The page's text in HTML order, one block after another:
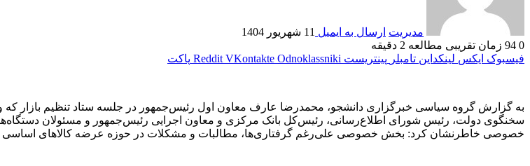
مدیریت ارسال به ایمیل 11 شهریور 1404
0
زمان تقریبی مطالعه 2 دقیقه
فیسبوک ایکس لینکداین تامبلر پینتریست Reddit VKontakte Odnoklassniki پاکت
به گزارش گروه سیاسی خبرگزاری دانشجو، محمدرضا عارف معاون اول رئیس‌جمهور در جلسه ستاد تنظیم بازار که
سخنگوی دولت، رئیس شورای اطلاع‌رسانی، رئیس‌کل بانک مرکزی و معاون اجرایی رئیس‌جمهور و مسئولان
خصوصی خاطرنشان کرد: بخش خصوصی علی‌رغم گرفتاری‌ها، مطالبات و مشکلات در حوزه عرضه کالا‌های اساسی به‌ویژه در جنگ ۱۲‌روزه به‌خوبی عمل